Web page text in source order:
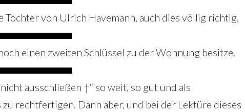
Tochter von Ulrich Havemann, auch dies völlig richtig,
einen zweiten Schlüssel zu der Wohnung besitze,
ausschließen †“ so weit, so gut und als
rechtfertigen. Dann aber, und bei der Lektüre dieses